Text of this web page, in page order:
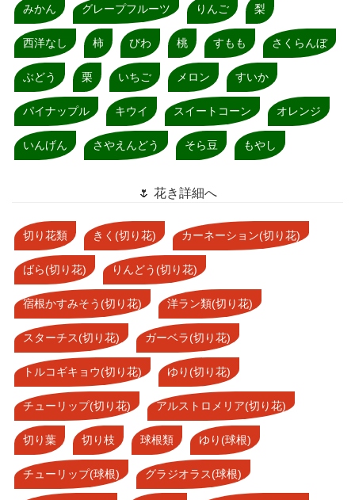
みかん グレープフルーツ りんご 梨
西洋なし 柿 びわ 桃 すもも さくらんぼ
ぶどう 栗 いちご メロン すいか
パイナップル キウイ スイートコーン オレンジ
いんげん さやえんどう そら豆 もやし
🌷 花き詳細へ
切り花類 きく(切り花) カーネーション(切り花)
ばら(切り花) りんどう(切り花)
宿根かすみそう(切り花) 洋ラン類(切り花)
スターチス(切り花) ガーベラ(切り花)
トルコギキョウ(切り花) ゆり(切り花)
チューリップ(切り花) アルストロメリア(切り花)
切り葉 切り枝 球根類 ゆり(球根)
チューリップ(球根) グラジオラス(球根)